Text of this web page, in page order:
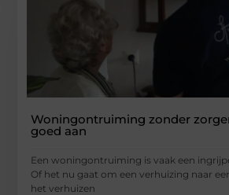
Woningontruiming zonder
goed aan
Een woningontruiming is vaak een
Of het nu gaat om een verhuizing naar
het verhuizen